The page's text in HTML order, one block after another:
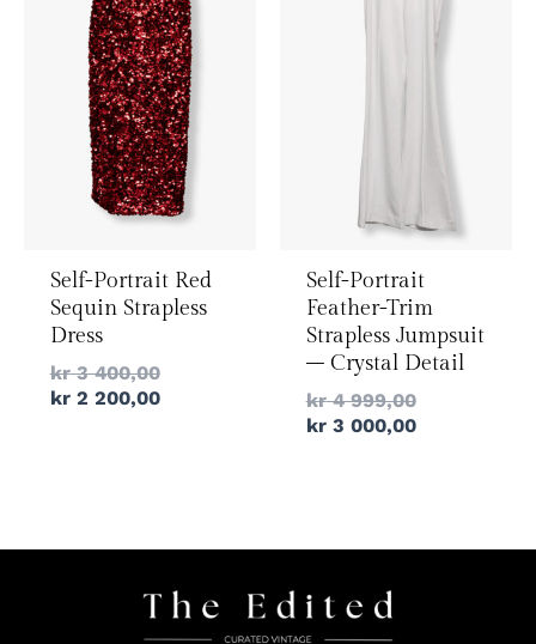
Self-Portrait Red
Sequin Strapless
Dress
kr3 400,00
kr2 200,00
Self-Portrait
Feather-Trim
Strapless Jumpsuit
– Crystal Detail
kr4 999,00
kr3 000,00